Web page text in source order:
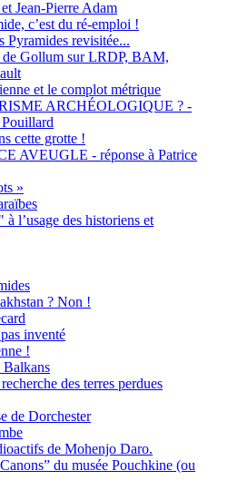
Jean-Pierre Adam
c’est du ré-emploi !
Pyramides revisitée...
de Gollum sur LRDP, BAM,
et le complot métrique
ARCHÉOLOGIQUE ? -
Pouillard
cette grotte !
AVEUGLE - réponse à Patrice
»
l’usage des historiens et
? Non !
inventé
!
Balkans
des terres perdues
de Dorchester
de Mohenjo Daro.
du musée Pouchkine (ou